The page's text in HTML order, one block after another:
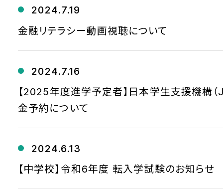
2024.7.19
金融リテラシー動画視聴について
2024.7.16
【2025年度進学予定者】日本学生支援機構（
金予約について
2024.6.13
【中学校】令和6年度 転入学試験のお知らせ